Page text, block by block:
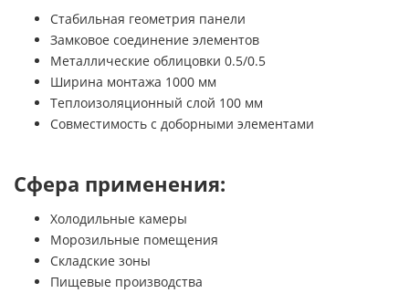
Стабильная геометрия панели
Замковое соединение элементов
Металлические облицовки 0.5/0.5
Ширина монтажа 1000 мм
Теплоизоляционный слой 100 мм
Совместимость с доборными элементами
Сфера применения:
Холодильные камеры
Морозильные помещения
Складские зоны
Пищевые производства